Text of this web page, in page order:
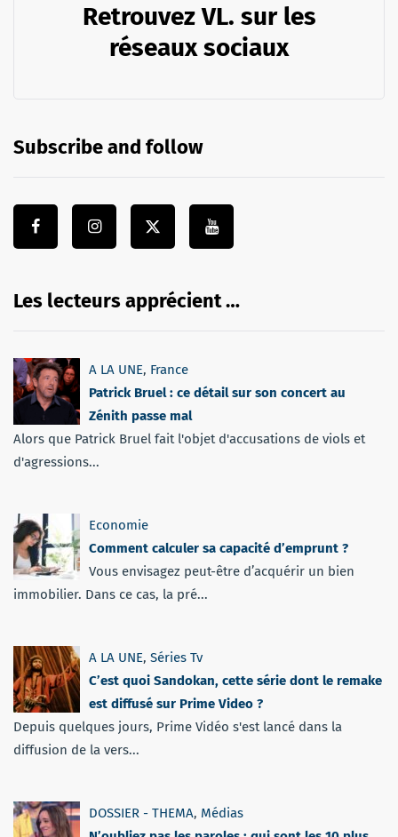
Retrouvez VL. sur les
réseaux sociaux
Subscribe and follow
Les lecteurs apprécient …
A LA UNE, France
Patrick Bruel : ce détail sur son concert au
Zénith passe mal
Alors que Patrick Bruel fait l'objet d'accusations de viols et
d'agressions...
Economie
Comment calculer sa capacité d’emprunt ?
Vous envisagez peut-être d’acquérir un bien
immobilier. Dans ce cas, la pré...
A LA UNE, Séries Tv
C’est quoi Sandokan, cette série dont le remake
est diffusé sur Prime Video ?
Depuis quelques jours, Prime Vidéo s'est lancé dans la
diffusion de la vers...
DOSSIER - THEMA, Médias